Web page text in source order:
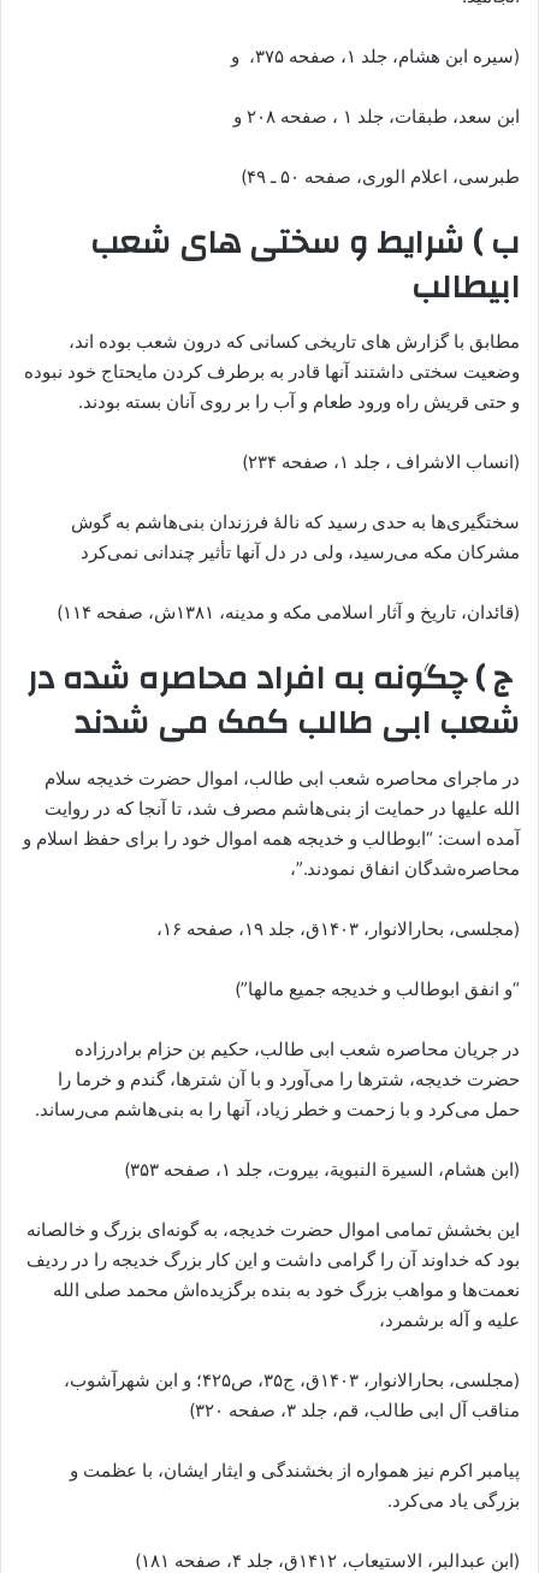
(سیره ابن هشام، جلد ۱، صفحه ۳۷۵، و
ابن سعد، طبقات، جلد ۱ ، صفحه ۲۰۸ و
طبرسی، اعلام الوری، صفحه ۵۰ ـ ۴۹)
ب ) شرایط و سختی های شعب
ابیطالب
مطابق با گزارش های تاریخی کسانی که درون شعب بوده اند،
وضعیت سختی داشتند آنها قادر به برطرف کردن مایحتاج خود نبوده
و حتی قریش راه ورود طعام و آب را بر روی آنان بسته بودند.
(انساب الاشراف ، جلد ۱، صفحه ۲۳۴)
سختگیری‌ها به حدی رسید که نالۀ فرزندان بنی‌هاشم به گوش
مشرکان مکه می‌رسید، ولی در دل آنها تأثیر چندانی نمی‌کرد
(قائدان، تاریخ و آثار اسلامی مکه و مدینه، ۱۳۸۱ش، صفحه ۱۱۴)
ج ) چگونه به افراد محاصره شده در
شعب ابی طالب کمک می شدند
در ماجرای محاصره شعب ابی طالب، اموال حضرت خدیجه سلام
الله علیها در حمایت از بنی‌هاشم مصرف شد، تا آنجا که در روایت
آمده است: “‌ابوطالب و خدیجه همه اموال خود را برای حفظ اسلام و
محاصره‌شدگان انفاق نمودند.”،
(مجلسی، بحارالانوار، ۱۴۰۳ق، جلد ۱۹، صفحه ۱۶،
“و انفق ابوطالب و خدیجه جمیع مالها”)
در جریان محاصره شعب ابی طالب، حکیم بن حزام برادرزاده
حضرت خدیجه، شترها را می‌آورد و با آن شترها، گندم و خرما را
حمل می‌کرد و با زحمت و خطر زیاد، آنها را به بنی‌هاشم می‌رساند.
(ابن هشام، السیرة النبویة، بیروت، جلد ۱، صفحه ۳۵۳)
این بخشش تمامی اموال حضرت خدیجه، به گونه‌ای بزرگ و خالصانه
بود که خداوند آن را گرامی داشت و این کار بزرگ خدیجه را در ردیف
نعمت‌ها و مواهب بزرگ خود به بنده برگزیده‌اش محمد صلی الله
علیه و آله برشمرد،
(مجلسی، بحارالانوار، ۱۴۰۳ق، ج۳۵، ص۴۲۵؛ و ابن شهرآشوب،
مناقب آل ابی طالب، قم، جلد ۳، صفحه ۳۲۰)
پیامبر اکرم نیز همواره از بخشندگی و ایثار ایشان، با عظمت و
بزرگی یاد می‌کرد.
(ابن عبدالبر، الاستیعاب، ۱۴۱۲ق، جلد ‏۴، صفحه ۱۸۱)